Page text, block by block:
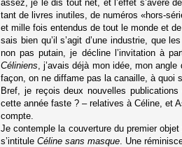
assez, je le dis tout net, et l’effet s’avère
tant de livres inutiles, de numéros «hors-
et mille fois entendus de tout le monde et
sais bien qu’il s’agit d’une industrie, que
non pas putain, je décline l’invitation à
Céliniens , j’avais déjà mon idée, mon
façon, on ne diffame pas la canaille, à quoi
Bref, je reçois deux nouvelles
cette année faste ? – relatives à Céline, et
compte.
Je contemple la couverture du premier objet
s’intitule Céline sans masque . Une